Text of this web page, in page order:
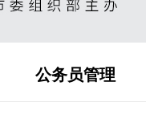
公务员管理